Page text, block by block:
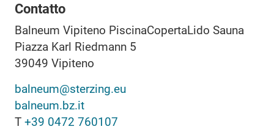
Contatto
Balneum Vipiteno PiscinaCopertaLido Sauna
Piazza Karl Riedmann 5
39049 Vipiteno
balneum@sterzing.eu
balneum.bz.it
T +39 0472 760107